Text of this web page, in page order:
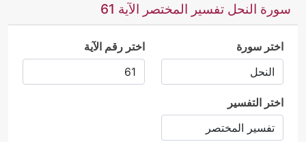
سورة النحل تفسير المختصر الآية 61
اختر سورة اختر رقم الآية
اختر التفسير